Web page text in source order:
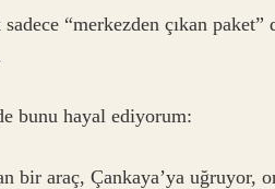
sadece “merkezden çıkan
bunu hayal ediyorum:
bir araç, Çankaya’ya